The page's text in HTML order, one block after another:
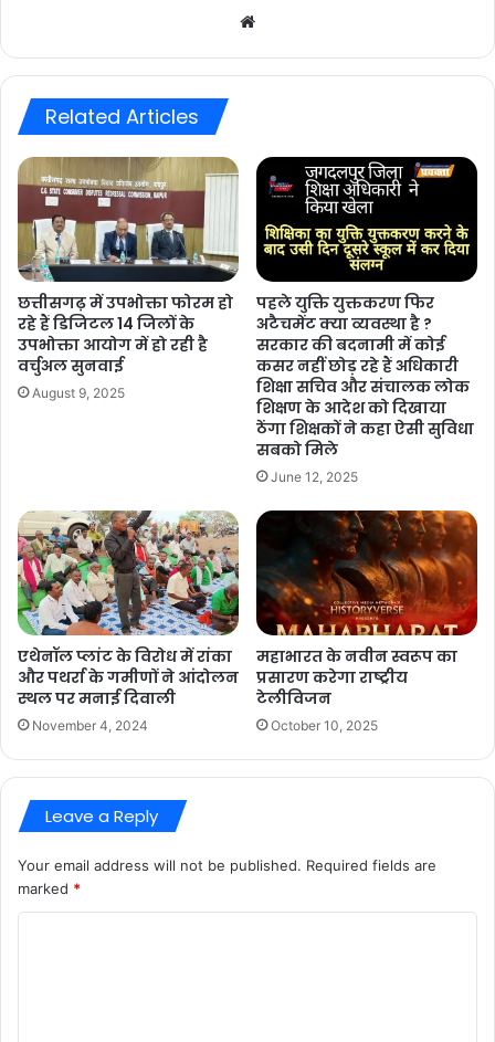
Related Articles
छत्तीसगढ़ में उपभोक्ता फोरम हो
रहे हैं डिजिटल 14 जिलों के
उपभोक्ता आयोग में हो रही है
वर्चुअल सुनवाई
August 9, 2025
पहले युक्ति युक्तकरण फिर
अटैचमेंट क्या व्यवस्था है ?
सरकार की बदनामी में कोई
कसर नहीं छोड़ रहे हैं अधिकारी
शिक्षा सचिव और संचालक लोक
शिक्षण के आदेश को दिखाया
ठेंगा शिक्षकों ने कहा ऐसी सुविधा
सबको मिले
June 12, 2025
एथेनॉल प्लांट के विरोध में रांका
और पथर्रा के गमीणों ने आंदोलन
स्थल पर मनाई दिवाली
November 4, 2024
महाभारत के नवीन स्वरूप का
प्रसारण करेगा राष्ट्रीय
टेलीविजन
October 10, 2025
Leave a Reply
Your email address will not be published. Required fields are
marked *